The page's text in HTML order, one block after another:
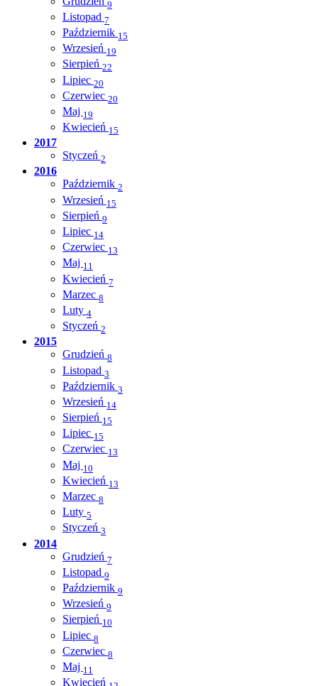
9
Listopad 7
Październik 15
Wrzesień 19
Sierpień 22
Lipiec 20
Czerwiec 20
Maj 19
Kwiecień 15
2017
Styczeń 2
2016
Październik 2
Wrzesień 15
Sierpień 9
Lipiec 14
Czerwiec 13
Maj 11
Kwiecień 7
Marzec 8
Luty 4
Styczeń 2
2015
Grudzień 8
Listopad 3
Październik 3
Wrzesień 14
Sierpień 15
Lipiec 15
Czerwiec 13
Maj 10
Kwiecień 13
Marzec 8
Luty 5
Styczeń 3
2014
Grudzień 7
Listopad 9
Październik 9
Wrzesień 9
Sierpień 10
Lipiec 8
Czerwiec 8
Maj 11
Kwiecień